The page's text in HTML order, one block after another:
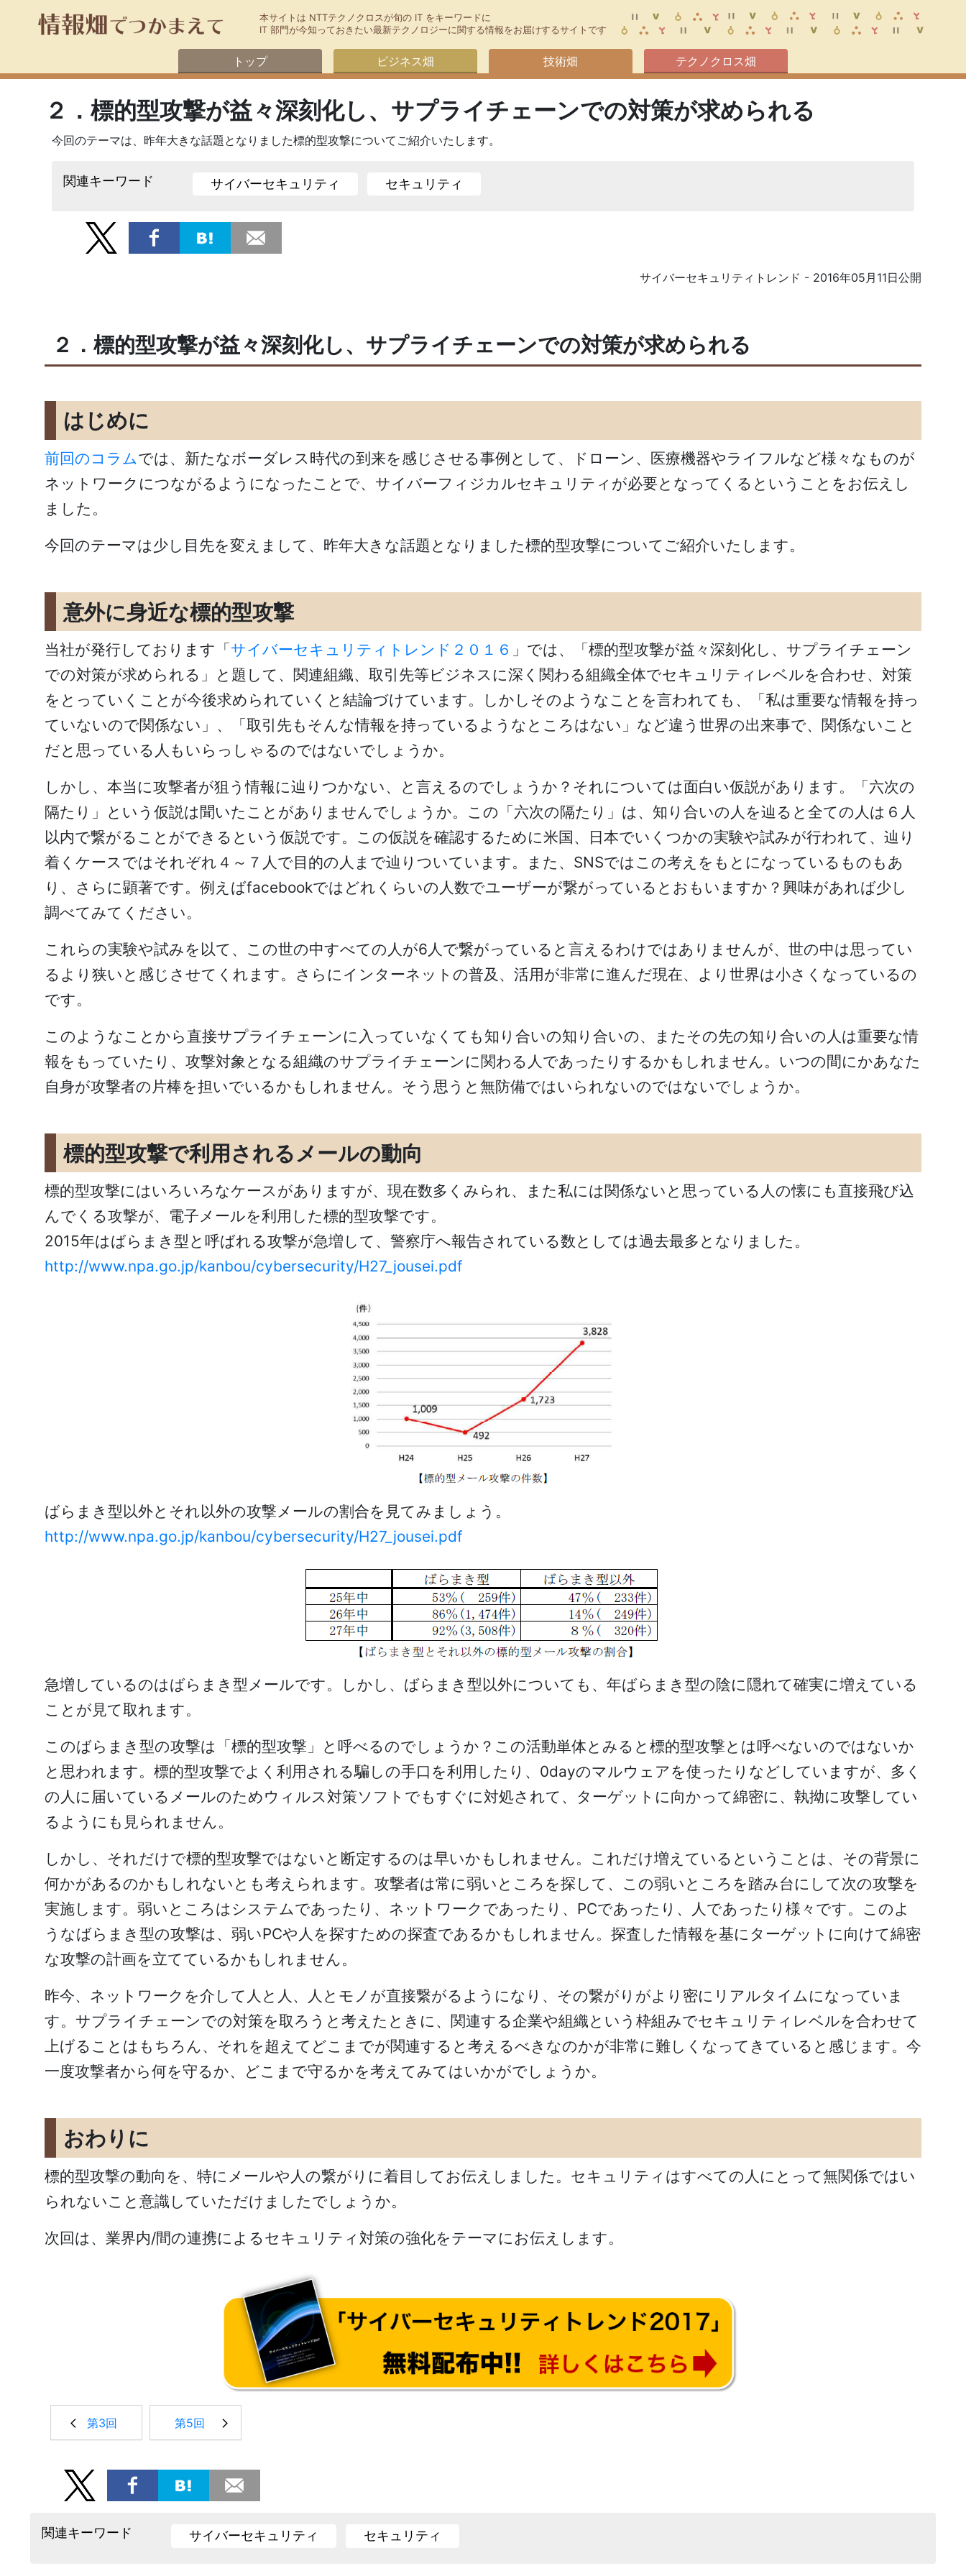
本サイトは NTTテクノクロスが旬の IT をキーワードに
IT 部門が今知っておきたい最新テクノロジーに関する情報をお届けするサイトです
トップ ビジネス畑 技術畑 テクノクロス畑
２．標的型攻撃が益々深刻化し、サプライチェーンでの対策が求められる
今回のテーマは、昨年大きな話題となりました標的型攻撃についてご紹介いたします。
関連キーワード サイバーセキュリティ セキュリティ
サイバーセキュリティトレンド - 2016年05月11日公開
２．標的型攻撃が益々深刻化し、サプライチェーンでの対策が求められる
はじめに
前回のコラムでは、新たなボーダレス時代の到来を感じさせる事例として、ドローン、医療機器やライフルなど様々なものが
ネットワークにつながるようになったことで、サイバーフィジカルセキュリティが必要となってくるということをお伝えし
ました。
今回のテーマは少し目先を変えまして、昨年大きな話題となりました標的型攻撃についてご紹介いたします。
意外に身近な標的型攻撃
当社が発行しております「サイバーセキュリティトレンド２０１６ 」では、「標的型攻撃が益々深刻化し、サプライチェーン
での対策が求められる」と題して、関連組織、取引先等ビジネスに深く関わる組織全体でセキュリティレベルを合わせ、対策
をとっていくことが今後求められていくと結論づけています。しかしそのようなことを言われても、「私は重要な情報を持っ
ていないので関係ない」、「取引先もそんな情報を持っているようなところはない」など違う世界の出来事で、関係ないこと
だと思っている人もいらっしゃるのではないでしょうか。
しかし、本当に攻撃者が狙う情報に辿りつかない、と言えるのでしょうか？それについては面白い仮説があります。「六次の
隔たり」という仮説は聞いたことがありませんでしょうか。この「六次の隔たり」は、知り合いの人を辿ると全ての人は６人
以内で繋がることができるという仮説です。この仮説を確認するために米国、日本でいくつかの実験や試みが行われて、辿り
着くケースではそれぞれ４～７人で目的の人まで辿りついています。また、SNSではこの考えをもとになっているものもあ
り、さらに顕著です。例えばfacebookではどれくらいの人数でユーザーが繋がっているとおもいますか？興味があれば少し
調べてみてください。
これらの実験や試みを以て、この世の中すべての人が6人で繋がっていると言えるわけではありませんが、世の中は思ってい
るより狭いと感じさせてくれます。さらにインターネットの普及、活用が非常に進んだ現在、より世界は小さくなっているの
です。
このようなことから直接サプライチェーンに入っていなくても知り合いの知り合いの、またその先の知り合いの人は重要な情
報をもっていたり、攻撃対象となる組織のサプライチェーンに関わる人であったりするかもしれません。いつの間にかあなた
自身が攻撃者の片棒を担いでいるかもしれません。そう思うと無防備ではいられないのではないでしょうか。
標的型攻撃で利用されるメールの動向
標的型攻撃にはいろいろなケースがありますが、現在数多くみられ、また私には関係ないと思っている人の懐にも直接飛び込
んでくる攻撃が、電子メールを利用した標的型攻撃です。
2015年はばらまき型と呼ばれる攻撃が急増して、警察庁へ報告されている数としては過去最多となりました。
http://www.npa.go.jp/kanbou/cybersecurity/H27_jousei.pdf
ばらまき型以外とそれ以外の攻撃メールの割合を見てみましょう。
http://www.npa.go.jp/kanbou/cybersecurity/H27_jousei.pdf
急増しているのはばらまき型メールです。しかし、ばらまき型以外についても、年ばらまき型の陰に隠れて確実に増えている
ことが見て取れます。
このばらまき型の攻撃は「標的型攻撃」と呼べるのでしょうか？この活動単体とみると標的型攻撃とは呼べないのではないか
と思われます。標的型攻撃でよく利用される騙しの手口を利用したり、0dayのマルウェアを使ったりなどしていますが、多く
の人に届いているメールのためウィルス対策ソフトでもすぐに対処されて、ターゲットに向かって綿密に、執拗に攻撃してい
るようにも見られません。
しかし、それだけで標的型攻撃ではないと断定するのは早いかもしれません。これだけ増えているということは、その背景に
何かがあるのかもしれないとも考えられます。攻撃者は常に弱いところを探して、この弱いところを踏み台にして次の攻撃を
実施します。弱いところはシステムであったり、ネットワークであったり、PCであったり、人であったり様々です。このよ
うなばらまき型の攻撃は、弱いPCや人を探すための探査であるかもしれません。探査した情報を基にターゲットに向けて綿密
な攻撃の計画を立てているかもしれません。
昨今、ネットワークを介して人と人、人とモノが直接繋がるようになり、その繋がりがより密にリアルタイムになっていま
す。サプライチェーンでの対策を取ろうと考えたときに、関連する企業や組織という枠組みでセキュリティレベルを合わせて
上げることはもちろん、それを超えてどこまでが関連すると考えるべきなのかが非常に難しくなってきていると感じます。今
一度攻撃者から何を守るか、どこまで守るかを考えてみてはいかがでしょうか。
おわりに
標的型攻撃の動向を、特にメールや人の繋がりに着目してお伝えしました。セキュリティはすべての人にとって無関係ではい
られないこと意識していただけましたでしょうか。
次回は、業界内/間の連携によるセキュリティ対策の強化をテーマにお伝えします。
第3回 第5回
関連キーワード サイバーセキュリティ セキュリティ